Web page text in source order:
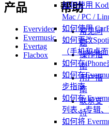
如何使用
Mac / PC /
如何使用
如何更改
（手机和桌面
如何在
如何在
步指南
如何在
列表、专辑
如何将
产品
Evervideo
Evermusic
Evertag
Flacbox
帮助
常见问
题
操作指
南
用户指
南
联系支
持